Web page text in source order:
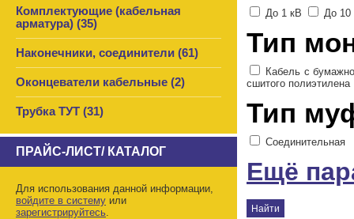
Комплектующие (кабельная
арматура) (35)
Наконечники, соединители (61)
Оконцеватели кабельные (2)
Трубка ТУТ (31)
ПРАЙС-ЛИСТ/ КАТАЛОГ
Для использования данной информации,
войдите в систему или
зарегистрируйтесь.
До 1 кВ До 10
Тип
Кабель с
сшитого полиэтилена
Тип
Соединительная
Ещё